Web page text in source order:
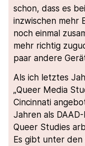
schon, dass es
inzwischen mehr
noch einmal
mehr richtig
paar andere
Als ich letztes
„Queer Media
Cincinnati
Jahren als
Queer Studies
Es gibt unter